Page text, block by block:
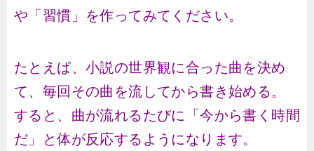
や「習慣」を作ってみてください。
たとえば、小説の世界観に合った曲を決め
て、毎回その曲を流してから書き始める。
すると、曲が流れるたびに「今から書く時間
だ」と体が反応するようになります。